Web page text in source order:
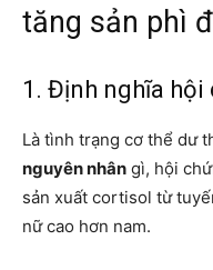
tăng sản phì
1. Định nghĩa hội
Là tình trạng cơ thể dư
nguyên nhân gì, hội
sản xuất cortisol từ
nữ cao hơn nam.